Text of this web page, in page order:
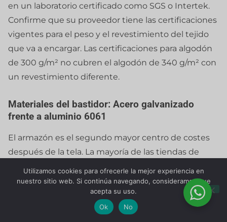
en un laboratorio certificado como SGS o Intertek.
Confirme que su proveedor tiene las certificaciones
vigentes para el peso y el revestimiento del tejido
que va a encargar. Las certificaciones para algodón
de 300 g/m² no cubren el algodón de 340 g/m² con
un revestimiento diferente.
Materiales del bastidor: Acero galvanizado
frente a aluminio 6061
El armazón es el segundo mayor centro de costes
después de la tela. La mayoría de las tiendas de
galvanizado de 38 mm o 42 mm. La opción de acero
es más pesada (un armazón de 4 m pesa entre 18 y
22 kg) y cuesta menos: aproximadamente $30-$45
Utilizamos cookies para ofrecerle la mejor experiencia en
nuestro sitio web. Si continúa navegando, consideramos que
acepta su uso.
Ok
No